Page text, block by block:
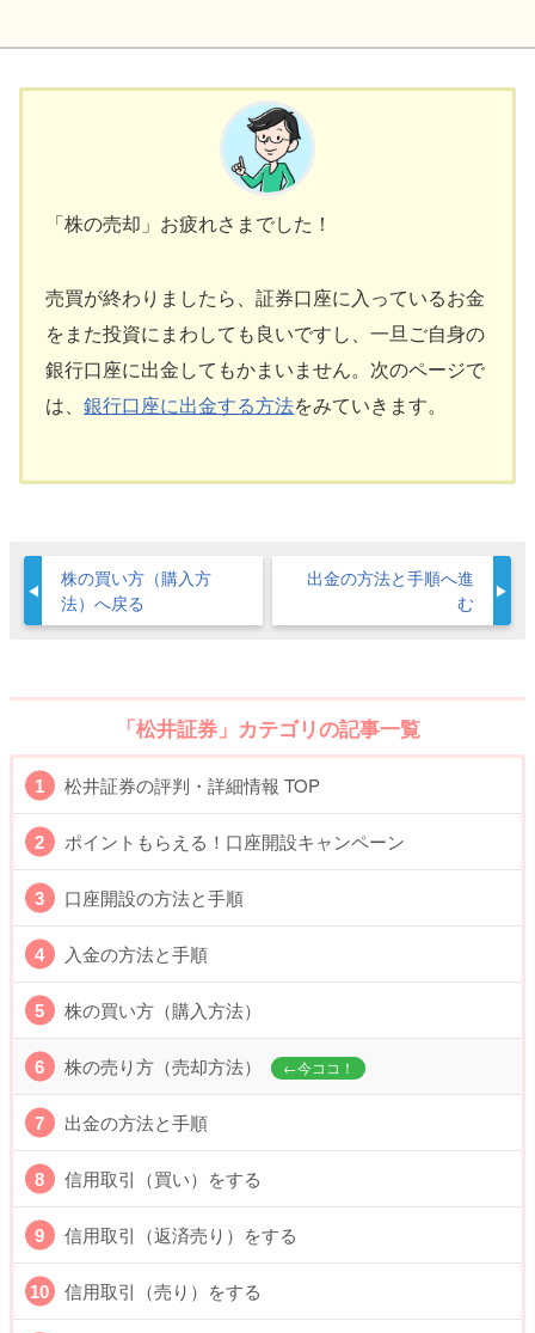
「株の売却」お疲れさまでした！
売買が終わりましたら、証券口座に入っているお金
をまた投資にまわしても良いですし、一旦ご自身の
銀行口座に出金してもかまいません。次のページで
は、銀行口座に出金する方法をみていきます。
株の買い方（購入方
法）へ戻る
出金の方法と手順へ進
む
「松井証券」カテゴリの記事一覧
松井証券の評判・詳細情報 TOP
ポイントもらえる！口座開設キャンペーン
口座開設の方法と手順
入金の方法と手順
株の買い方（購入方法）
株の売り方（売却方法）
出金の方法と手順
信用取引（買い）をする
信用取引（返済売り）をする
信用取引（売り）をする